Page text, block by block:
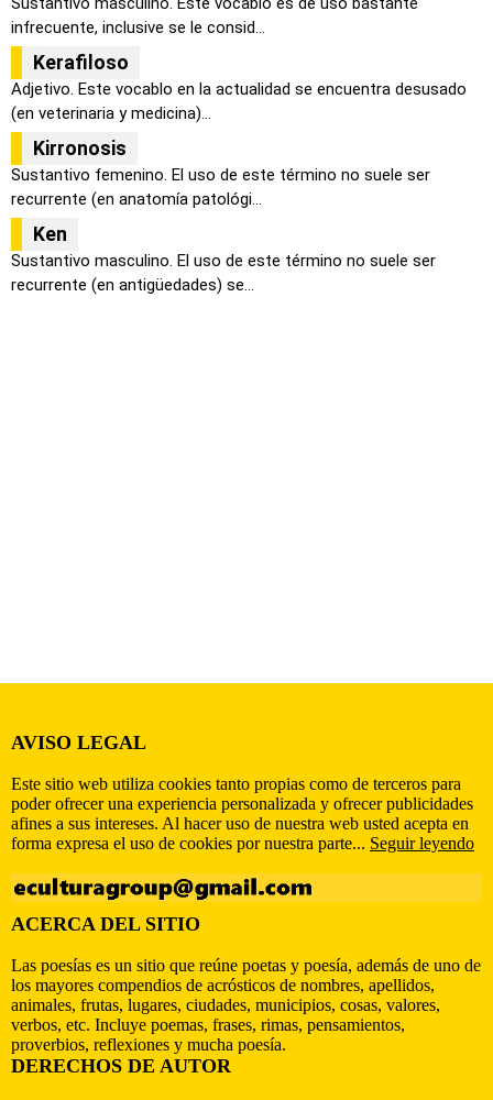
infrecuente, inclusive se le consid...
Kerafiloso
Adjetivo. Este vocablo en la actualidad se encuentra desusado
(en veterinaria y medicina)...
Kirronosis
Sustantivo femenino. El uso de este término no suele ser
recurrente (en anatomía patológi...
Ken
Sustantivo masculino. El uso de este término no suele ser
recurrente (en antigüedades) se...
AVISO LEGAL
Este sitio web utiliza cookies tanto propias como de terceros para
poder ofrecer una experiencia personalizada y ofrecer publicidades
afines a sus intereses. Al hacer uso de nuestra web usted acepta en
forma expresa el uso de cookies por nuestra parte... Seguir leyendo
ACERCA DEL SITIO
Las poesías es un sitio que reúne poetas y poesía, además de uno de
los mayores compendios de acrósticos de nombres, apellidos,
animales, frutas, lugares, ciudades, municipios, cosas, valores,
verbos, etc. Incluye poemas, frases, rimas, pensamientos,
proverbios, reflexiones y mucha poesía.
DERECHOS DE AUTOR